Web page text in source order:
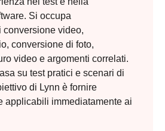
Si occupa
conversione video,
conversione di foto,
video e argomenti correlati.
su test pratici e scenari di
di Lynn è fornire
applicabili immediatamente ai